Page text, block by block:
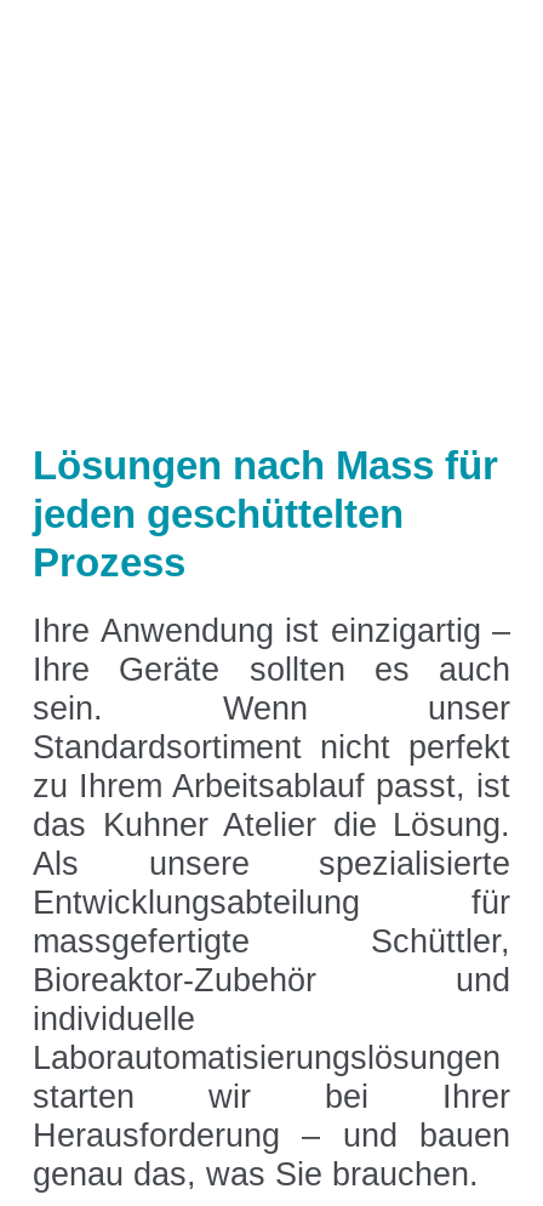
Temperaturregelung
Feuchteregelung
CO₂-Regelung
Software
Display
Schnittstellen
Scale-up
Services
Services
Science Room
Anwendungsgebiete
Lösungen nach Mass für
jeden geschüttelten
Prozess
Ihre Anwendung ist einzigartig –
Ihre Geräte sollten es auch
sein. Wenn unser
Standardsortiment nicht perfekt
zu Ihrem Arbeitsablauf passt, ist
das Kuhner Atelier die Lösung.
Als unsere spezialisierte
Entwicklungsabteilung für
massgefertigte Schüttler,
Bioreaktor-Zubehör und
individuelle
Laborautomatisierungslösungen
starten wir bei Ihrer
Herausforderung – und bauen
genau das, was Sie brauchen.